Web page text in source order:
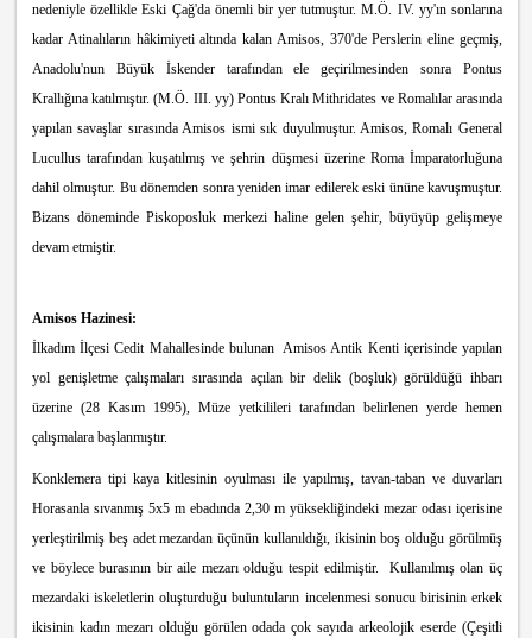
nedeniyle özellikle Eski Çağ'da önemli bir yer tutmuştur. M.Ö. IV. yy'ın sonlarına
kadar Atinalıların hâkimiyeti altında kalan Amisos, 370'de Perslerin eline geçmiş,
Anadolu'nun Büyük İskender tarafından ele geçirilmesinden sonra Pontus
Krallığına katılmıştır. (M.Ö. III. yy) Pontus Kralı Mithridates ve Romalılar arasında
yapılan savaşlar sırasında Amisos ismi sık duyulmuştur. Amisos, Romalı General
Lucullus tarafından kuşatılmış ve şehrin düşmesi üzerine Roma İmparatorluğuna
dahil olmuştur. Bu dönemden sonra yeniden imar edilerek eski ününe kavuşmuştur.
Bizans döneminde Piskoposluk merkezi haline gelen şehir, büyüyüp gelişmeye
devam etmiştir.
Amisos Hazinesi:
İlkadım İlçesi Cedit Mahallesinde bulunan Amisos Antik Kenti içerisinde yapılan
yol genişletme çalışmaları sırasında açılan bir delik (boşluk) görüldüğü ihbarı
üzerine (28 Kasım 1995), Müze yetkilileri tarafından belirlenen yerde hemen
çalışmalara başlanmıştır.
Konklemera tipi kaya kitlesinin oyulması ile yapılmış, tavan-taban ve duvarları
Horasanla sıvanmış 5x5 m ebadında 2,30 m yüksekliğindeki mezar odası içerisine
yerleştirilmiş beş adet mezardan üçünün kullanıldığı, ikisinin boş olduğu görülmüş
ve böylece burasının bir aile mezarı olduğu tespit edilmiştir. Kullanılmış olan üç
mezardaki iskeletlerin oluşturduğu buluntuların incelenmesi sonucu birisinin erkek
ikisinin kadın mezarı olduğu görülenodada çok sayıdaarkeolojik eserde (Çeşitli